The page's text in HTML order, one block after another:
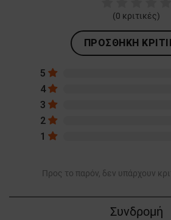
(0 κριτικές)
ΠΡΟΣΘΉΚΗ
5
4
3
2
1
Προς το παρόν, δεν υπάρχουν
Συνδρομή